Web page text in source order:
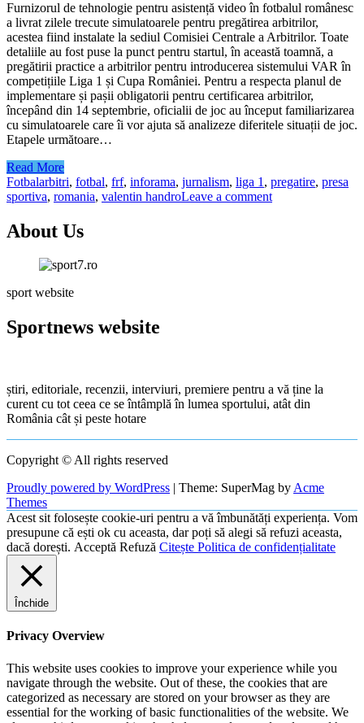
Furnizorul de tehnologie pentru asistență video în fotbalul românesc
a livrat zilele trecute simulatoarele pentru pregătirea arbitrilor,
acestea fiind instalate la sediul Comisiei Centrale a Arbitrilor. Toate
detaliile au fost puse la punct pentru startul, în această toamnă, a
pregătirii practice a arbitrilor pentru introducerea sistemului VAR în
competițiile Liga 1 și Cupa României. Pentru a respecta planul de
implementare și pașii obligatorii pentru certificarea arbitrilor,
începând din 14 septembrie, oficialii de joc au început familiarizarea
cu simulatoarele care îi vor ajuta să analizeze diferitele situații de joc.
Etapele următoare…
Read More
Fotbalarbitri, fotbal, frf, inforama, jurnalism, liga 1 , pregatire, presa
sportiva, romania, valentin handroLeave a comment
About Us
sport website
Sportnews website
știri, editoriale, recenzii, interviuri, premiere pentru a vă ține la
curent cu tot ceea ce se întâmplă în lumea sportului, atât din
România cât și peste hotare
Copyright © All rights reserved
Proudly powered by WordPress | Theme: SuperMag by Acme
Themes
Acest sit folosește cookie-uri pentru a vă îmbunătăți experiența. Vom
presupune că ești ok cu aceasta, dar poți să alegi să refuzi aceasta,
dacă dorești. Acceptă Refuză Citește Politica de confidențialitate
Închide
Privacy Overview
This website uses cookies to improve your experience while you
navigate through the website. Out of these, the cookies that are
categorized as necessary are stored on your browser as they are
essential for the working of basic functionalities of the website. We